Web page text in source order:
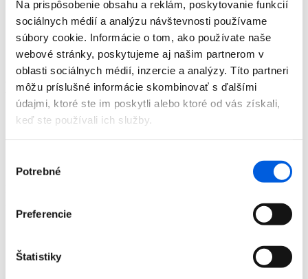
Na prispôsobenie obsahu a reklám, poskytovanie funkcií
sociálnych médií a analýzu návštevnosti používame
súbory cookie. Informácie o tom, ako používate naše
webové stránky, poskytujeme aj našim partnerom v
oblasti sociálnych médií, inzercie a analýzy. Títo partneri
môžu príslušné informácie skombinovať s ďalšími
údajmi, ktoré ste im poskytli alebo ktoré od vás získali,
keď ste používali ich služby.
súhlasu
Potrebné
Preferencie
Štatistiky
Doplnky
Výpredaj
Predajne
O nás
Kontakt
Detail produktu
Domov
Produkty
Dámska móda
Pulóver dámsky - Joseph Ribkoff